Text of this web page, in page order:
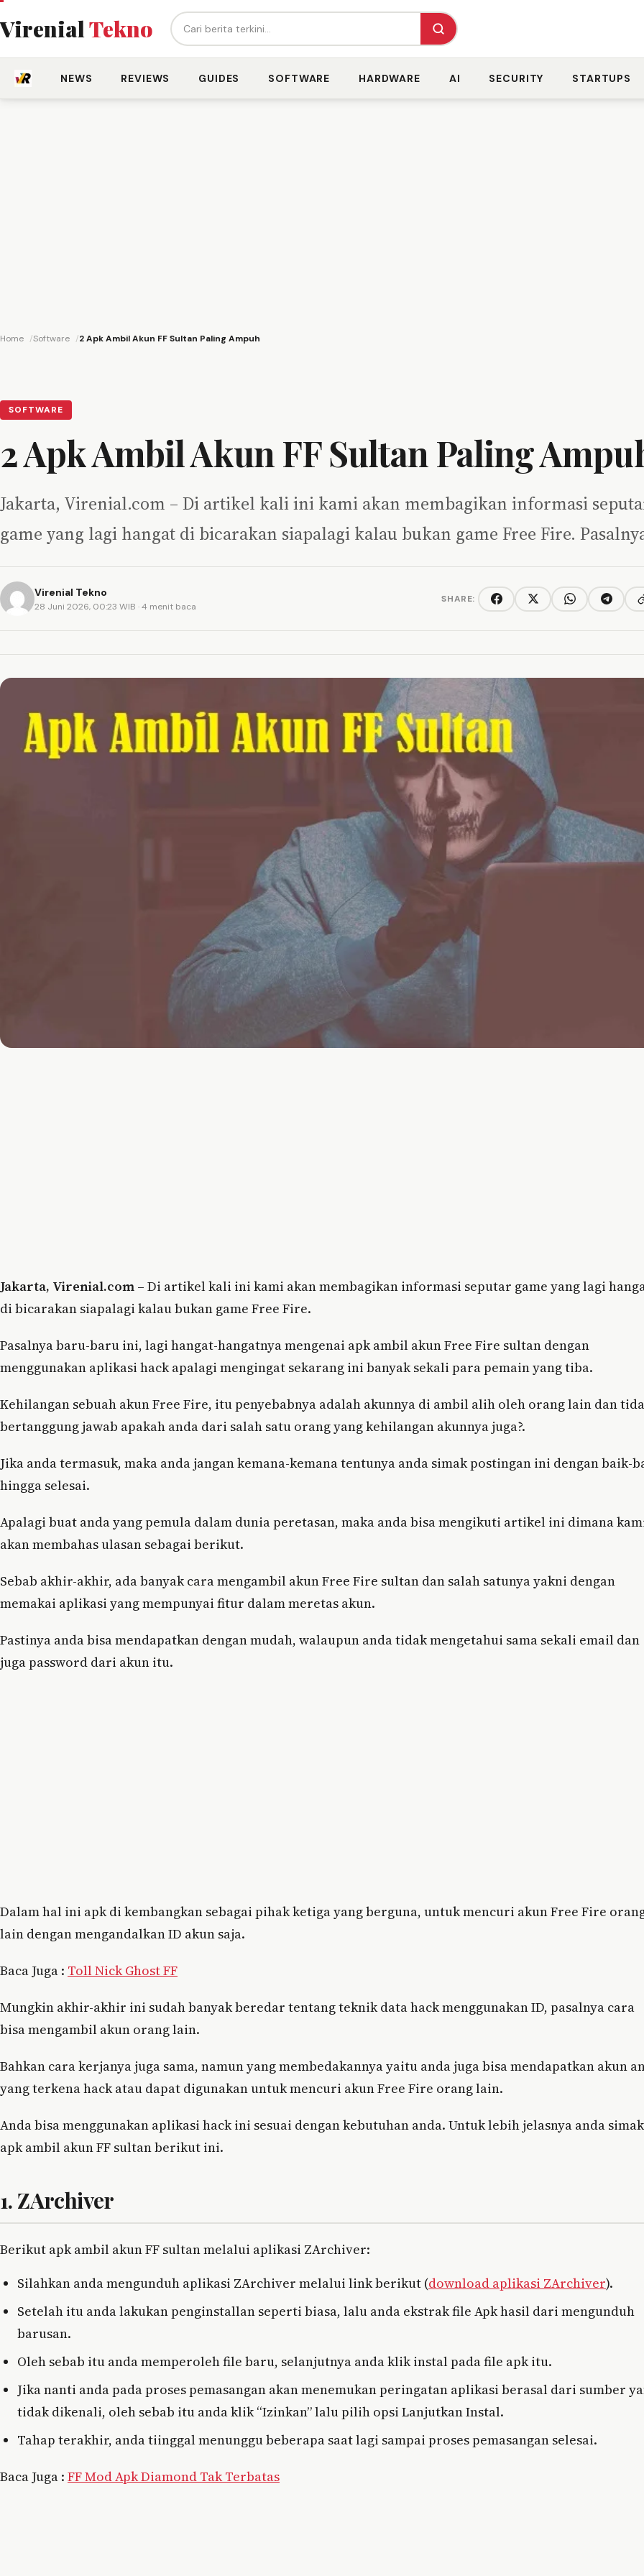
VirenialTekno Cari berita...
NEWS REVIEWS GUIDES SOFTWARE HARDWARE AI SECURITY STARTUPS
Home Software 2 Apk Ambil Akun FF Sultan Paling Ampuh
SOFTWARE
2 Apk Ambil Akun FF Sultan Paling
Jakarta, Virenial.com – Di artikel kali ini kami akan membagikan informasi
game yang lagi hangat di bicarakan siapalagi kalau bukan game Free Fire.
Virenial Tekno
28 Juni 2026, 00:23 WIB · 4 menit baca
SHARE: FacebookTwitter/XWhatsAppTelegram
Jakarta, Virenial.com – Di artikel kali ini kami akan membagikan informasi seputar game yang lagi
di bicarakan siapalagi kalau bukan game Free Fire.
Pasalnya baru-baru ini, lagi hangat-hangatnya mengenai apk ambil akun Free Fire sultan dengan
menggunakan aplikasi hack apalagi mengingat sekarang ini banyak sekali para pemain yang tiba.
Kehilangan sebuah akun Free Fire, itu penyebabnya adalah akunnya di ambil alih oleh orang lain dan
bertanggung jawab apakah anda dari salah satu orang yang kehilangan akunnya juga?.
Jika anda termasuk, maka anda jangan kemana-kemana tentunya anda simak postingan ini dengan baik-
hingga selesai.
Apalagi buat anda yang pemula dalam dunia peretasan, maka anda bisa mengikuti artikel ini dimana
akan membahas ulasan sebagai berikut.
Sebab akhir-akhir, ada banyak cara mengambil akun Free Fire sultan dan salah satunya yakni dengan
memakai aplikasi yang mempunyai fitur dalam meretas akun.
Pastinya anda bisa mendapatkan dengan mudah, walaupun anda tidak mengetahui sama sekali email dan
juga password dari akun itu.
Dalam hal ini apk di kembangkan sebagai pihak ketiga yang berguna, untuk mencuri akun Free Fire
lain dengan mengandalkan ID akun saja.
Baca Juga : Toll Nick Ghost FF
Mungkin akhir-akhir ini sudah banyak beredar tentang teknik data hack menggunakan ID, pasalnya cara
bisa mengambil akun orang lain.
Bahkan cara kerjanya juga sama, namun yang membedakannya yaitu anda juga bisa mendapatkan akun
yang terkena hack atau dapat digunakan untuk mencuri akun Free Fire orang lain.
Anda bisa menggunakan aplikasi hack ini sesuai dengan kebutuhan anda. Untuk lebih jelasnya anda
apk ambil akun FF sultan berikut ini.
1. ZArchiver
Berikut apk ambil akun FF sultan melalui aplikasi ZArchiver:
Silahkan anda mengunduh aplikasi ZArchiver melalui link berikut (download aplikasi ZArchiver).
Setelah itu anda lakukan penginstallan seperti biasa, lalu anda ekstrak file Apk hasil dari mengunduh
barusan.
Oleh sebab itu anda memperoleh file baru, selanjutnya anda klik instal pada file apk itu.
Jika nanti anda pada proses pemasangan akan menemukan peringatan aplikasi berasal dari sumber
tidak dikenali, oleh sebab itu anda klik “Izinkan” lalu pilih opsi Lanjutkan Instal.
Tahap terakhir, anda tiinggal menunggu beberapa saat lagi sampai proses pemasangan selesai.
Baca Juga : FF Mod Apk Diamond Tak Terbatas